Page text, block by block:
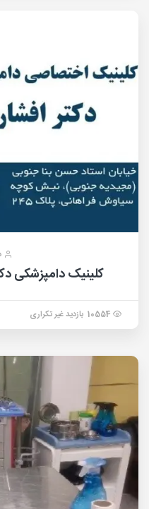
کلینیک دامپزشکی
10554 بازدید غیر تکراری